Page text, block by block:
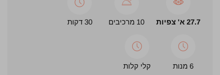
27.7 א' צפיות 10 מרכיבים 30 דקות
6 מנות קלי קלות